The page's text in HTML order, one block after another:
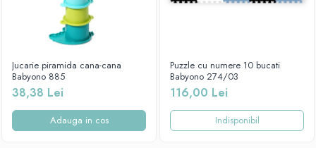
Jucarie piramida cana-cana
Babyono 885
38,38 Lei
Adauga in cos
Puzzle cu numere 10 bucati
Babyono 274/03
116,00 Lei
Indisponibil